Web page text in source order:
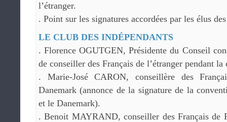
l’étranger.
. Point sur les signatures accordées par les élus
LE CLUB DES INDÉPENDANTS
. Florence OGUTGEN, Présidente du Conseil
de conseiller des Français de l’étranger pendant
. Marie-José CARON, conseillère des
Danemark (annonce de la signature de la
et le Danemark).
. Benoit MAYRAND, conseiller des Français de